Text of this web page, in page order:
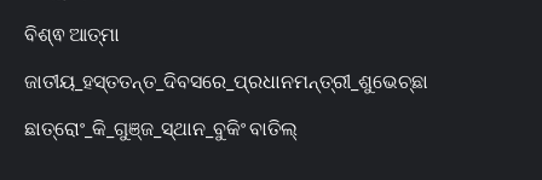
ବିଶ୍ଵ ଆତ୍ମା
ଜାତୀୟ_ହସ୍ତତନ୍ତ_ଦିବସରେ_ପ୍ରଧାନମନ୍ତ୍ରୀ_ଶୁଭେଚ୍ଛା
ଛାତ୍ରୋଂ_କି_ଗୁଞ୍ଜ_ସ୍ଥାନ_ବୁକିଂ ବାତିଲ୍